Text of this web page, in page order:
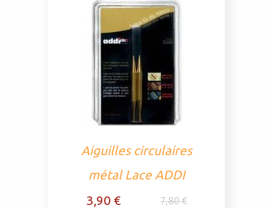
Aiguilles circulaires
métal Lace ADDI
3,90 €
7,80 €